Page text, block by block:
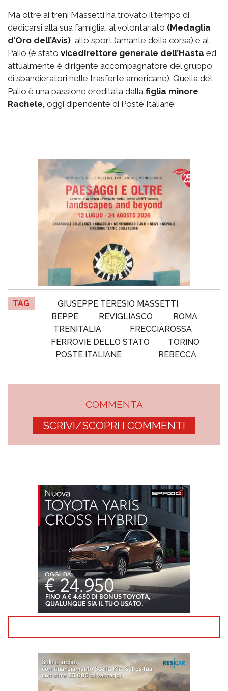
Ma oltre ai treni Massetti ha trovato il tempo di
dedicarsi alla sua famiglia, al volontariato (Medaglia
d’Oro dell’Avis) , allo sport (amante della corsa) e al
Palio (è stato vicedirettore generale dell’Hasta ed
attualmente è dirigente accompagnatore del gruppo
di sbandieratori nelle trasferte americane). Quella del
Palio è una passione ereditata dalla figlia minore
Rachele, oggi dipendente di Poste Italiane.
TAG
GIUSEPPE TERESIO MASSETTI
BEPPE
REVIGLIASCO
ROMA
TRENITALIA
FRECCIAROSSA
FERROVIE DELLO STATO
TORINO
POSTE ITALIANE
REBECCA
COMMENTA
SCRIVI/SCOPRI I COMMENTI